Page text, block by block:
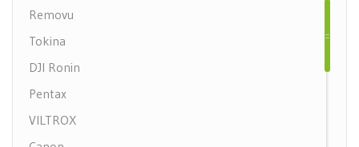
Chân máy
Ngàm chuyển đổi
Máy in
Removu
Tokina
DJI Ronin
Pentax
VILTROX